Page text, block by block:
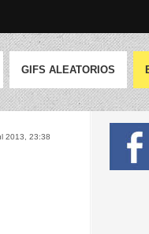
GIFS ALEATORIOS
2013, 23:38